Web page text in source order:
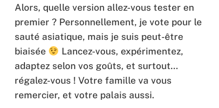
Alors, quelle version allez-vous tester en
premier ? Personnellement, je vote pour le
sauté asiatique, mais je suis peut-être
biaisée
Lancez-vous, expérimentez,
adaptez selon vos goûts, et surtout…
régalez-vous ! Votre famille va vous
remercier, et votre palais aussi.